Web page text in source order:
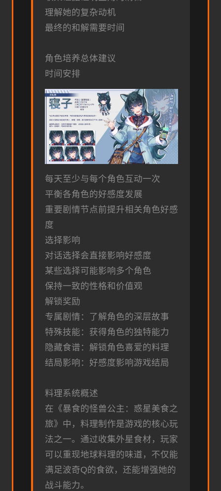
理解她的复杂动机
最终的和解需要时间
角色培养总体建议
时间安排
每天至少与每个角色互动一次
平衡各角色的好感度发展
重要剧情节点前提升相关角色好感
度
选择影响
对话选择会直接影响好感度
某些选择可能影响多个角色
保持一致的性格和价值观
解锁奖励
专属剧情：了解角色的深层故事
特殊技能：获得角色的独特能力
隐藏食谱：解锁角色喜爱的料理
结局影响：好感度影响游戏结局
料理系统概述
在《暴食的怪兽公主：惑星美食之
旅》中，料理制作是游戏的核心玩
法之一。通过收集外星食材，玩家
可以重现地球料理的味道，不仅能
满足波奇Q的食欲，还能增强她的
战斗能力。